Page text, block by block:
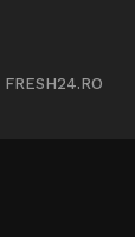
FRESH24.RO